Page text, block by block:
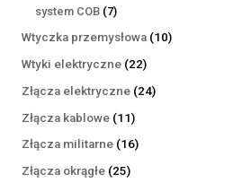
system COB 77
produktów
Wtyczka przemysłowa 1010
Wtyki elektryczne 2222
produkty
Złącza elektryczne 2424
Złącza kablowe 1111
produktów
Złącza militarne 1616
Złącza okrągłe 2525